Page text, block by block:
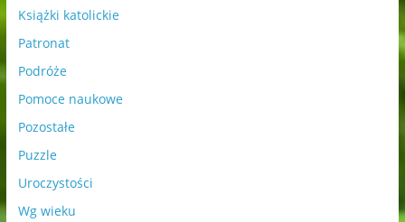
Książki katolickie
Patronat
Podróże
Pomoce naukowe
Pozostałe
Puzzle
Uroczystości
Wg wieku